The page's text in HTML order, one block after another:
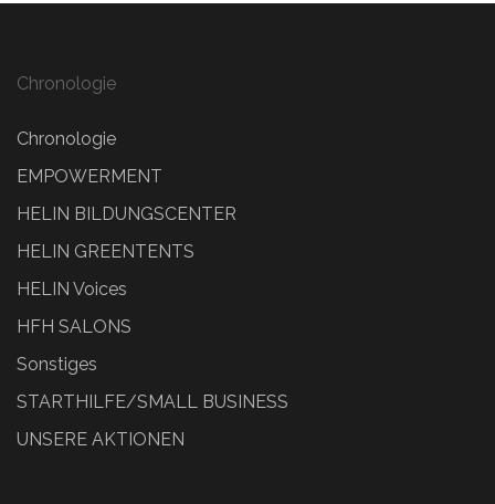
Chronologie
Chronologie
EMPOWERMENT
HELIN BILDUNGSCENTER
HELIN GREENTENTS
HELIN Voices
HFH SALONS
Sonstiges
STARTHILFE/SMALL BUSINESS
UNSERE AKTIONEN